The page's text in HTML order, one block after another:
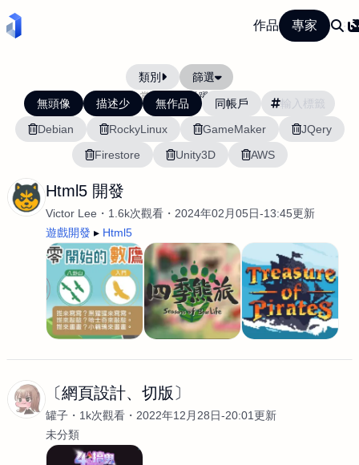
作品 專家
類別 篩選
當前排序: 活躍度
無頭像 描述少 無作品
同帳戶
Debian
RockyLinux GameMaker
JQery
Firestore
Unity3D AWS
Html5 開發
Victor Lee 1.6k次觀看
2024年02月05日-13:45更新
遊戲開發
Html5
〔網頁設計、切版〕
罐子 1k次觀看
2022年12月28日-20:01更新
未分類